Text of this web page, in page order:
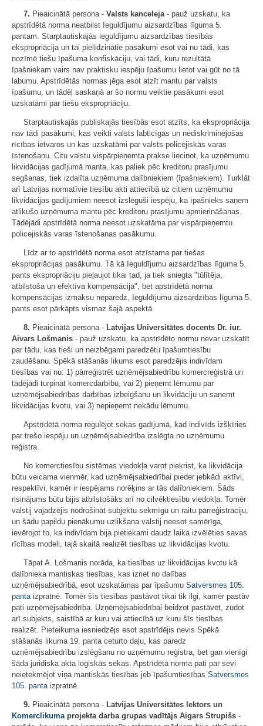
7. Pieaicinātā persona - Valsts kanceleja - pauž uzskatu, ka
apstrīdētā norma neatbilst Ieguldījumu aizsardzības līguma 5.
pantam. Starptautiskajās ieguldījumu aizsardzības tiesībās
ekspropriācija un tai pielīdzinātie pasākumi esot vai nu tādi, kas
nozīmē tiešu īpašuma konfiskāciju, vai tādi, kuru rezultātā
īpašniekam vairs nav praktisku iespēju īpašumu lietot vai gūt no tā
labumu. Apstrīdētās normas jēga esot atzīt mantu par valsts
īpašumu, un tādēļ saskaņā ar šo normu veiktie pasākumi esot
uzskatāmi par tiešu ekspropriāciju.
Starptautiskajās publiskajās tiesībās esot atzīts, ka ekspropriācija
nav tādi pasākumi, kas veikti valsts labticīgas un nediskriminējošas
rīcības ietvaros un kas uzskatāmi par valsts policejiskās varas
īstenošanu. Citu valstu vispārpieņemta prakse liecinot, ka uzņēmumu
likvidācijas gadījumā manta, kas paliek pēc kreditoru prasījumu
segšanas, tiek izdalīta uzņēmuma dalībniekiem (īpašniekiem). Turklāt
arī Latvijas normatīvie tiesību akti attiecībā uz citiem uzņēmumu
likvidācijas gadījumiem neesot izslēguši iespēju, ka īpašnieks saņem
atlikušo uzņēmuma mantu pēc kreditoru prasījumu apmierināšanas.
Tādējādi apstrīdētā norma neesot uzskatāma par vispārpieņemtu
policejiskās varas īstenošanas pasākumu.
Līdz ar to apstrīdētā norma esot atzīstama par tiešas
ekspropriācijas pasākumu. Tā kā Ieguldījumu aizsardzības līguma 5.
pants ekspropriāciju pieļaujot tikai tad, ja tiek sniegta "tūlītēja,
atbilstoša un efektīva kompensācija", bet apstrīdētā norma
kompensācijas izmaksu neparedz, Ieguldījumu aizsardzības līguma 5.
pants esot pārkāpts vismaz šajā aspektā.
8. Pieaicinātā persona - Latvijas Universitātes docents Dr. iur.
Aivars Lošmanis - pauž uzskatu, ka apstrīdēto normu nevar uzskatīt
par tādu, kas tieši un neizbēgami paredzētu īpašumtiesību
zaudēšanu. Spēkā stāšanās likums esot paredzējis indivīdam
tiesības vai nu: 1) pārreģistrēt uzņēmējsabiedrību komercreģistrā un
tādējādi turpināt komercdarbību, vai 2) pieņemt lēmumu par
uzņēmējsabiedrības darbības izbeigšanu un likvidāciju un saņemt
likvidācijas kvotu, vai 3) nepieņemt nekādu lēmumu.
Apstrīdētā norma regulējot sekas gadījumā, kad indivīds izšķīries
par trešo iespēju un uzņēmējsabiedrība izslēgta no uzņēmumu
reģistra.
No komerctiesību sistēmas viedokļa varot piekrist, ka likvidācija
būtu veicama vienmēr, kad uzņēmējsabiedrībai pieder jebkādi aktīvi,
respektīvi, kamēr ir iespējams norēķins ar tās dalībniekiem. Šāds
risinājums būtu bijis atbilstošāks arī no cilvēktiesību viedokļa. Tomēr
valstij vajadzējis nodrošināt subjektu sekmīgu un raitu pārreģistrāciju,
un šādu papildu pienākumu uzlikšana valstij neesot samērīga,
ievērojot to, ka indivīdam bija pietiekami daudz laika izvēlēties savas
rīcības modeli, tajā skaitā realizēt tiesības uz likvidācijas kvotu.
Tāpat A. Lošmanis norāda, ka tiesības uz likvidācijas kvotu kā
dalībnieka mantiskas tiesības, kas izriet no dalības
uzņēmējsabiedrībā, esot uzskatāmas par īpašumu Satversmes 105.
panta izpratnē. Tomēr šīs tiesības pastāvot tikai tik ilgi, kamēr pastāv
pati uzņēmējsabiedrība. Uzņēmējsabiedrībai beidzot pastāvēt, zūdot
arī subjekts, saistībā ar kuru vai attiecībā uz kuru šīs tiesības
realizēt. Pieteikuma iesniedzējs esot apstrīdējis nevis Spēkā
stāšanās likuma 19. panta ceturto daļu, kas paredz
uzņēmējsabiedrību izslēgšanu no uzņēmumu reģistra, bet gan vienīgi
šāda juridiska akta loģiskās sekas. Apstrīdētā norma pati par sevi
neietekmējot viņa mantiskās tiesības jeb īpašumtiesības Satversmes
105. panta izpratnē.
9. Pieaicinātā persona - Latvijas Universitātes lektors un
Komerclikuma projekta darba grupas vadītājs Aigars Strupišs -